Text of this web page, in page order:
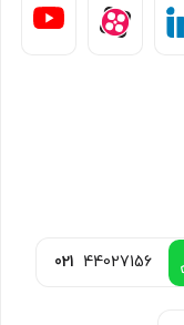
021 44027156